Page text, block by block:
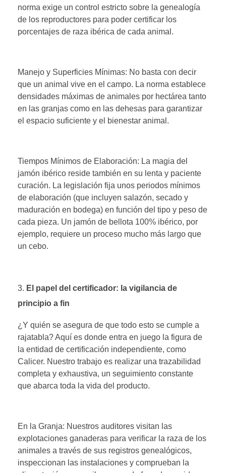
norma exige un control estricto sobre la genealogía
de los reproductores para poder certificar los
porcentajes de raza ibérica de cada animal.
Manejo y Superficies Mínimas: No basta con decir
que un animal vive en el campo. La norma establece
densidades máximas de animales por hectárea tanto
en las granjas como en las dehesas para garantizar
el espacio suficiente y el bienestar animal.
Tiempos Mínimos de Elaboración: La magia del
jamón ibérico reside también en su lenta y paciente
curación. La legislación fija unos periodos mínimos
de elaboración (que incluyen salazón, secado y
maduración en bodega) en función del tipo y peso de
cada pieza. Un jamón de bellota 100% ibérico, por
ejemplo, requiere un proceso mucho más largo que
un cebo.
El papel del certificador: la vigilancia de
principio a fin
¿Y quién se asegura de que todo esto se cumple a
rajatabla? Aquí es donde entra en juego la figura de
la entidad de certificación independiente, como
Calicer. Nuestro trabajo es realizar una trazabilidad
completa y exhaustiva, un seguimiento constante
que abarca toda la vida del producto.
En la Granja: Nuestros auditores visitan las
explotaciones ganaderas para verificar la raza de los
animales a través de sus registros genealógicos,
inspeccionan las instalaciones y comprueban la